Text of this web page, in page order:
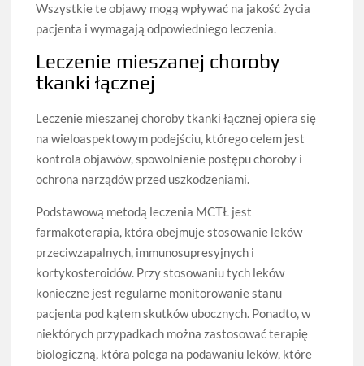
Wszystkie te objawy mogą wpływać na jakość życia
pacjenta i wymagają odpowiedniego leczenia.
Leczenie mieszanej choroby
tkanki łącznej
Leczenie mieszanej choroby tkanki łącznej opiera się
na wieloaspektowym podejściu, którego celem jest
kontrola objawów, spowolnienie postępu choroby i
ochrona narządów przed uszkodzeniami.
Podstawową metodą leczenia MCTŁ jest
farmakoterapia, która obejmuje stosowanie leków
przeciwzapalnych, immunosupresyjnych i
kortykosteroidów. Przy stosowaniu tych leków
konieczne jest regularne monitorowanie stanu
pacjenta pod kątem skutków ubocznych. Ponadto, w
niektórych przypadkach można zastosować terapię
biologiczną, która polega na podawaniu leków, które